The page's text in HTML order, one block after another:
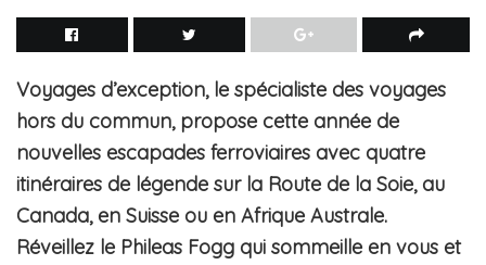
Voyages d’exception, le spécialiste des voyages
hors du commun, propose cette année de
nouvelles escapades ferroviaires avec quatre
itinéraires de légende sur la Route de la Soie, au
Canada, en Suisse ou en Afrique Australe.
Réveillez le Phileas Fogg qui sommeille en vous et